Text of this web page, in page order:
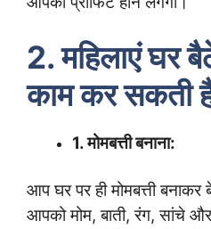
2. महिलाएं घर
काम कर सकती
1. मोमबत्ती बनाना:
आप घर पर ही मोमबत्ती
आपको मोम, बाती, रंग, सांचे